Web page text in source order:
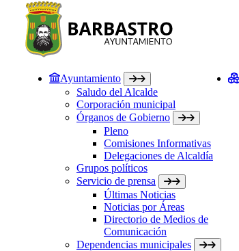
Ayuntamiento
Saludo del Alcalde
Corporación municipal
Órganos de Gobierno
Pleno
Comisiones Informativas
Delegaciones de Alcaldía
Grupos políticos
Servicio de prensa
Últimas Noticias
Noticias por Áreas
Directorio de Medios de
Comunicación
Dependencias municipales